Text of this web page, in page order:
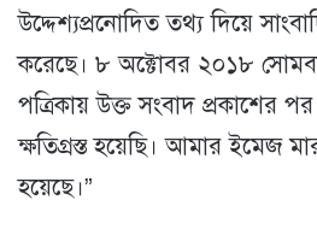
উদ্দেশ্যপ্রনোদিত তথ্য দিয়ে
করেছে। ৮ অক্টোবর ২০১৮
পত্রিকায় উক্ত সংবাদ প্রকাশের
ক্ষতিগ্রস্ত হয়েছি। আমার ইমেজ
হয়েছে।”